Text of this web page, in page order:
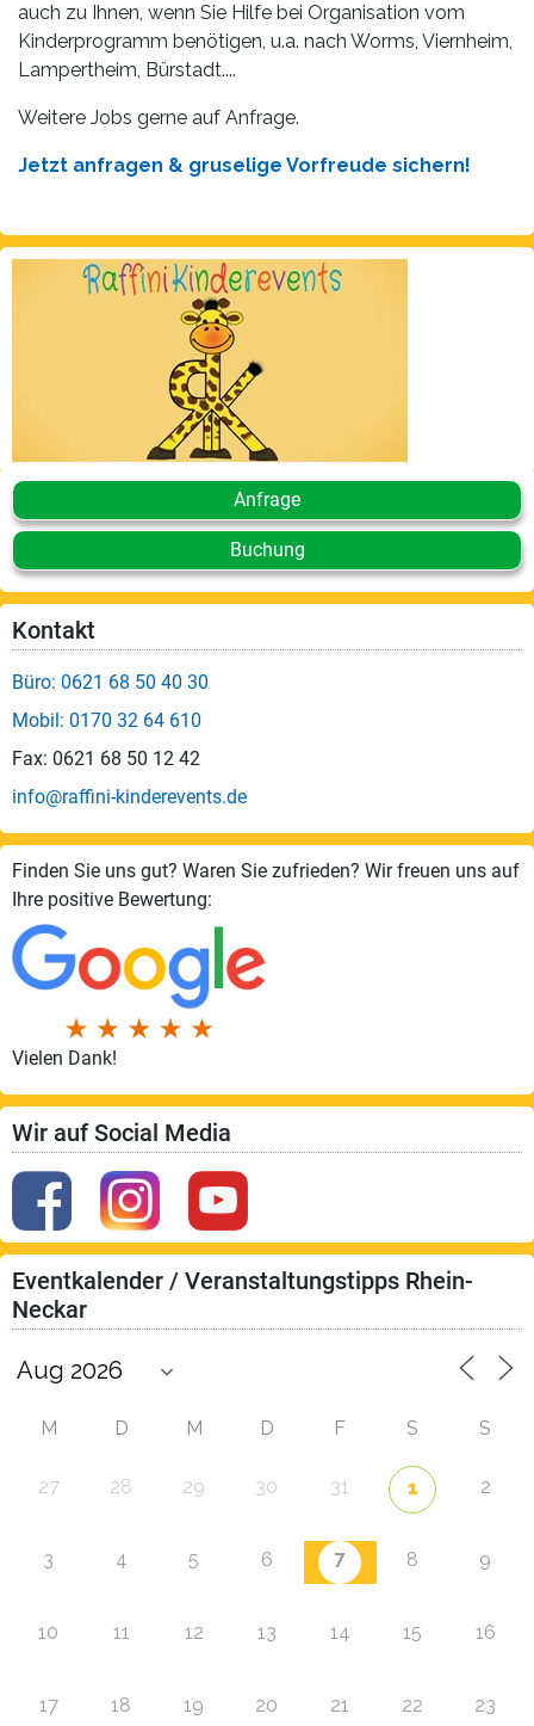
auch zu Ihnen, wenn Sie Hilfe bei Organisation vom
Kinderprogramm benötigen, u.a. nach Worms, Viernheim,
Lampertheim, Bürstadt....
Weitere Jobs gerne auf Anfrage.
Jetzt anfragen & gruselige Vorfreude sichern!
Anfrage
Buchung
Kontakt
Büro: 0621 68 50 40 30
Mobil: 0170 32 64 610
Fax: 0621 68 50 12 42
info@raffini-kinderevents.de
Finden Sie uns gut? Waren Sie zufrieden? Wir freuen uns auf
Ihre positive Bewertung:
Vielen Dank!
Wir auf Social Media
Eventkalender / Veranstaltungstipps Rhein-
Neckar
M D M D F S S
27 28 29 30 31 1 2
3 4 5 6 7 8 9
10 11 12 13 14 15 16
17 18 19 20 21 22 23